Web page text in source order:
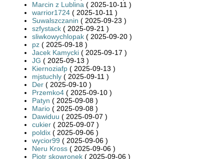
Marcin z Lublina ( 2025-10-11 )
warrior1724 ( 2025-10-11 )
Suwalszczanin ( 2025-09-23 )
szfystack ( 2025-09-21 )
sliwkowychlopak ( 2025-09-20 )
pz ( 2025-09-18 )
Jacek Kamycki ( 2025-09-17 )
JG ( 2025-09-13 )
Kiernoziafp ( 2025-09-13 )
mjstuchly ( 2025-09-11 )
Der ( 2025-09-10 )
Przemko4 ( 2025-09-10 )
Patyn ( 2025-09-08 )
Mario ( 2025-09-08 )
Dawiduu ( 2025-09-07 )
cukier ( 2025-09-07 )
poldix ( 2025-09-06 )
wycior99 ( 2025-09-06 )
Neru Kross ( 2025-09-06 )
Piotr skowronek ( 2025-09-06 )